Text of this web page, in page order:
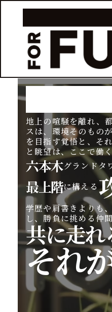
地上の喧騒を離れ、
スは、環境そのもの
を目指す覚悟と、そ
と眺望は、ここで働
六本木グランドタ
最上階に構える
学歴や肩書きよりも
し、勝負に挑める仲
共に走れ
それ